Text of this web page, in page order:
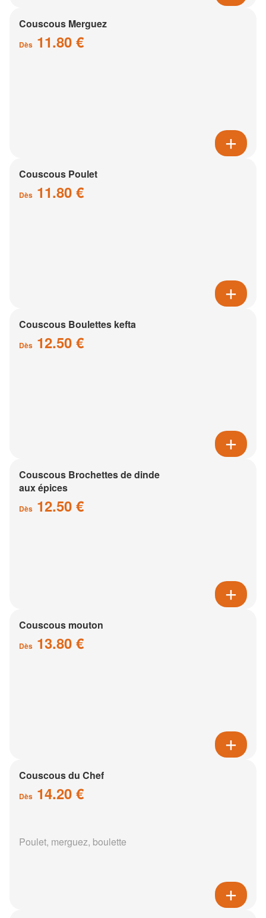
Couscous Merguez
Dès 11.80 €
Couscous Poulet
Dès 11.80 €
Couscous Boulettes kefta
Dès 12.50 €
Couscous Brochettes de dinde
aux épices
Dès 12.50 €
Couscous mouton
Dès 13.80 €
Couscous du Chef
Dès 14.20 €
Poulet, merguez, boulette